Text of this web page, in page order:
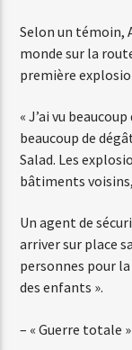
Selon un témoin,
monde sur la
première
« J’ai vu
beaucoup de
Salad. Les
bâtiments
Un agent de
arriver sur place
personnes pour
des enfants ».
– « Guerre totale